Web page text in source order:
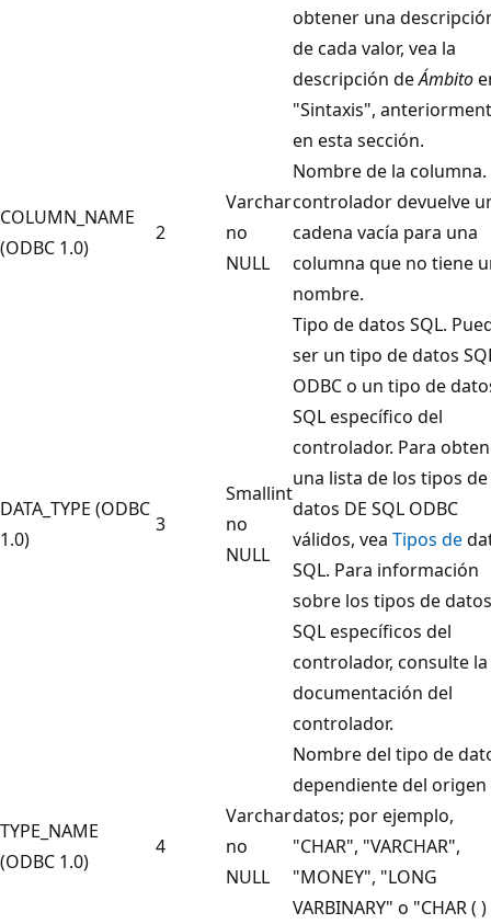
obtener una
de cada valor, vea la
descripción deÁmbito
"Sintaxis",
en esta sección.
COLUMN_NAME
(ODBC 1.0)
2
Varchar
no
NULL
Nombre de la columna.
controlador devuelve
cadena vacía para una
columna que no tiene
nombre.
DATA_TYPE (ODBC
1.0)
3
Smallint
no
NULL
Tipo de datos SQL.
ser un tipo de datos
ODBC o un tipo de
SQL específico del
controlador. Para
una lista de los tipos de
datos DE SQL ODBC
válidos, vea Tipos de
SQL. Para información
sobre los tipos de datos
SQL específicos del
controlador, consulte la
documentación del
controlador.
TYPE_NAME
(ODBC 1.0)
4
Varchar
no
NULL
Nombre del tipo de
dependiente del origen
datos; por ejemplo,
"CHAR", "VARCHAR",
"MONEY", "LONG
VARBINARY" o "CHAR ( )